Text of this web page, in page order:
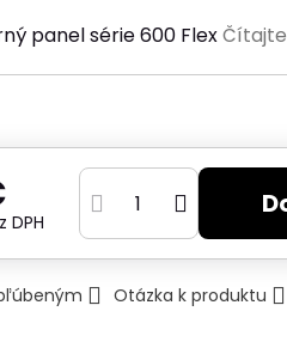
panel série 600 Flex
DPH
Otázka k produktu